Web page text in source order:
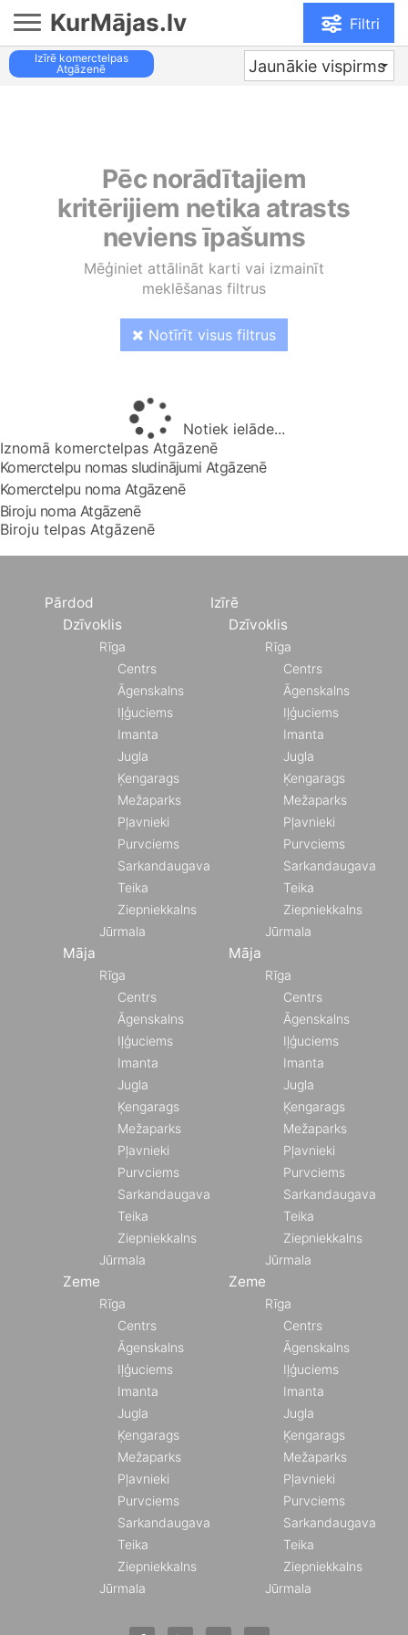
KurMājas.lv Filtri
Izīrē komerctelpas
Atgāzenē
Jaunākie vispirms
Pēc norādītajiem
kritērijiem netika atrasts
neviens īpašums
Mēģiniet attālināt karti vai izmainīt
meklēšanas filtrus
Notīrīt visus filtrus
Notiek ielāde...
Iznomā komerctelpas Atgāzenē
Komerctelpu nomas sludinājumi Atgāzenē
Komerctelpu noma Atgāzenē
Biroju noma Atgāzenē
Biroju telpas Atgāzenē
Pārdod
Dzīvoklis
Rīga
Centrs
Āgenskalns
Iļģuciems
Imanta
Jugla
Ķengarags
Mežaparks
Pļavnieki
Purvciems
Sarkandaugava
Teika
Ziepniekkalns
Jūrmala
Māja
Rīga
Centrs
Āgenskalns
Iļģuciems
Imanta
Jugla
Ķengarags
Mežaparks
Pļavnieki
Purvciems
Sarkandaugava
Teika
Ziepniekkalns
Jūrmala
Zeme
Rīga
Centrs
Āgenskalns
Iļģuciems
Imanta
Jugla
Ķengarags
Mežaparks
Pļavnieki
Purvciems
Sarkandaugava
Teika
Ziepniekkalns
Jūrmala
Izīrē
Dzīvoklis
Rīga
Centrs
Āgenskalns
Iļģuciems
Imanta
Jugla
Ķengarags
Mežaparks
Pļavnieki
Purvciems
Sarkandaugava
Teika
Ziepniekkalns
Jūrmala
Māja
Rīga
Centrs
Āgenskalns
Iļģuciems
Imanta
Jugla
Ķengarags
Mežaparks
Pļavnieki
Purvciems
Sarkandaugava
Teika
Ziepniekkalns
Jūrmala
Zeme
Rīga
Centrs
Āgenskalns
Iļģuciems
Imanta
Jugla
Ķengarags
Mežaparks
Pļavnieki
Purvciems
Sarkandaugava
Teika
Ziepniekkalns
Jūrmala